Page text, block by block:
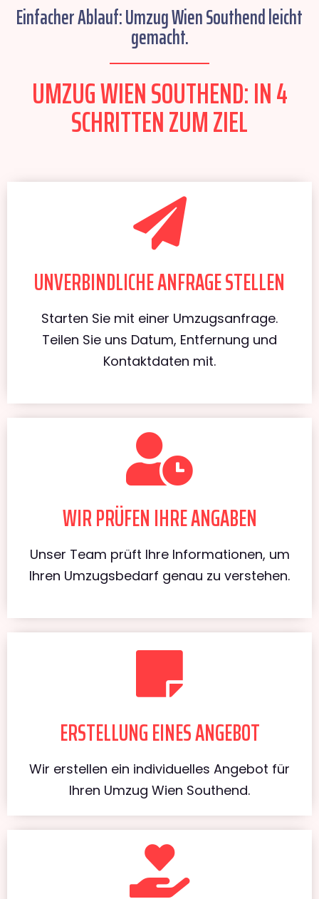
Einfacher Ablauf: Umzug Wien Southend leicht
gemacht.
UMZUG WIEN SOUTHEND: IN 4
SCHRITTEN ZUM ZIEL
UNVERBINDLICHE ANFRAGE STELLEN
Starten Sie mit einer Umzugsanfrage.
Teilen Sie uns Datum, Entfernung und
Kontaktdaten mit.
WIR PRÜFEN IHRE ANGABEN
Unser Team prüft Ihre Informationen, um
Ihren Umzugsbedarf genau zu verstehen.
ERSTELLUNG EINES ANGEBOT
Wir erstellen ein individuelles Angebot für
Ihren Umzug Wien Southend.